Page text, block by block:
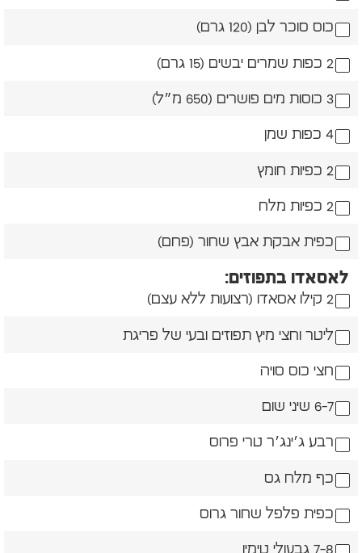
כוס סוכר לבן (120 גרם)
2 כפות שמרים יבשים (15 גרם)
3 כוסות מים פושרים (650 מ״ל)
4 כפות שמן
2 כפיות חומץ
2 כפיות מלח
כפית אבקת אבץ שחור (פחם)
לאסאדו בתפוזים:
2 קילו אסאדו (רצועות ללא עצם)
ליטר וחצי מיץ תפוזים ובעי של פריגת
חצי כוס סויה
6-7 שיני שום
רבע ג׳ינג׳ר טרי פרוס
כף מלח גס
כפית פלפל שחור גרוס
7-8 גבעולי טימין